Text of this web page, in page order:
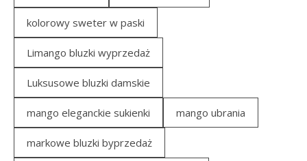
kolorowy sweter w paski
Limango bluzki wyprzedaż
Luksusowe bluzki damskie
mango eleganckie sukienki mango ubrania
markowe bluzki byprzedaż